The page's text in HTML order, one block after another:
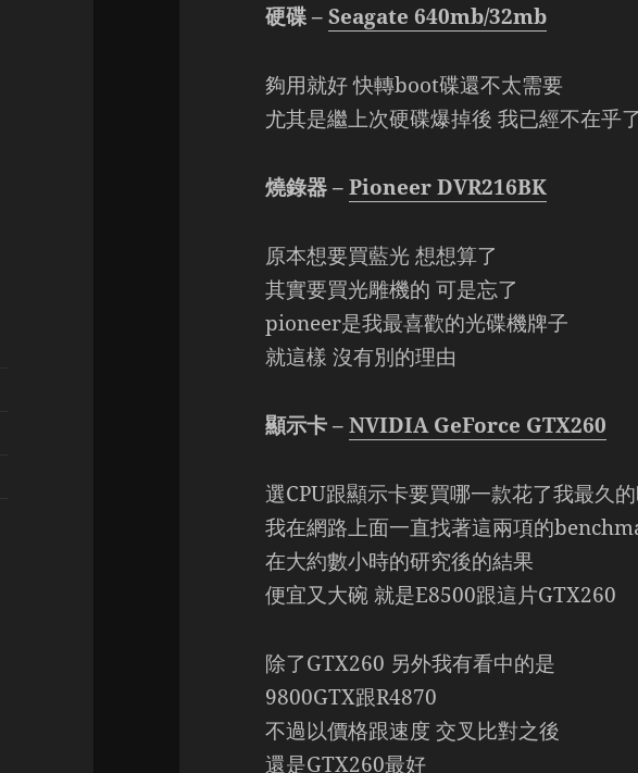
硬碟 –Seagate 640mb/32mb
夠用就好 快轉boot碟還不太需要
尤其是繼上次硬碟爆掉後 我已經不在乎
燒錄器 –Pioneer DVR216BK
原本想要買藍光 想想算了
其實要買光雕機的 可是忘了
pioneer是我最喜歡的光碟機牌子
就這樣 沒有別的理由
顯示卡 –NVIDIA GeForce GTX260
選CPU跟顯示卡要買哪一款花了我最久
我在網路上面一直找著這兩項的
在大約數小時的研究後的結果
便宜又大碗 就是E8500跟這片GTX260
除了GTX260 另外我有看中的是
9800GTX跟R4870
不過以價格跟速度 交叉比對之後
還是GTX260最好